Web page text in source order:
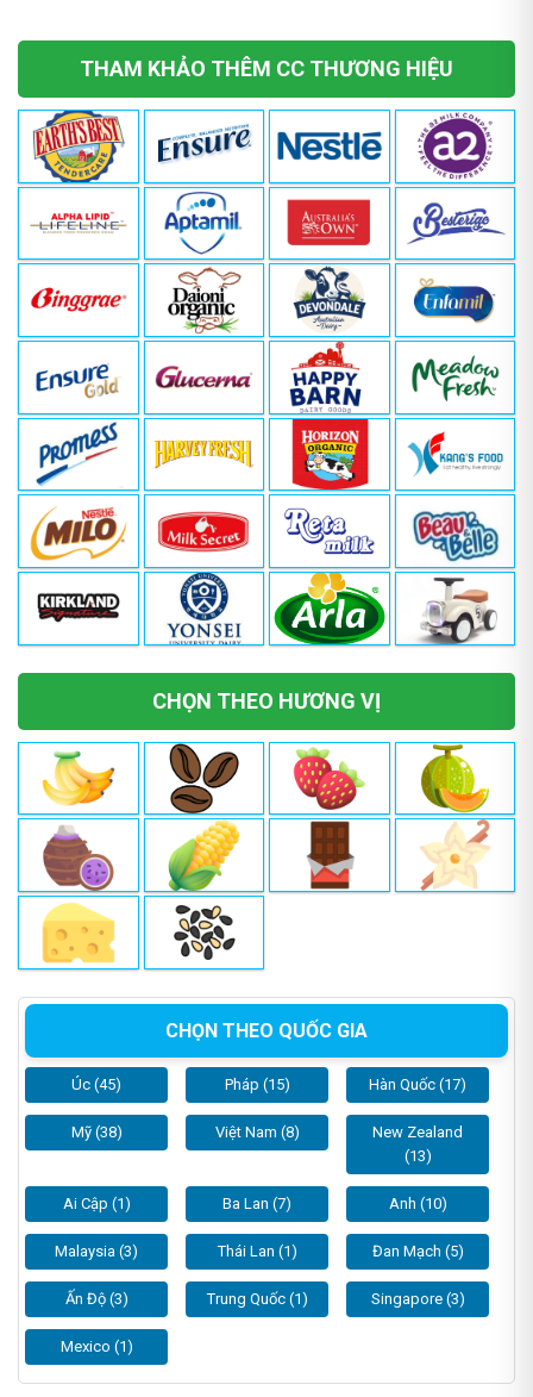
phẩm
phẩm
THAM KHẢO THÊM CC THƯƠNG HIỆU
CHỌN THEO HƯƠNG VỊ
CHỌN THEO QUỐC GIA
Úc (45) Pháp (15) Hàn Quốc (17)
Mỹ (38) Việt Nam (8)
New Zealand
(13)
Ai Cập (1) Ba Lan (7) Anh (10)
Malaysia (3) Thái Lan (1) Đan Mạch (5)
Ấn Độ (3) Trung Quốc (1) Singapore (3)
Mexico (1)